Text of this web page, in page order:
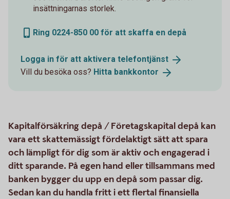
insättningarnas storlek.
Ring 0224-850 00 för att skaffa en depå
Logga in för att aktivera telefontjänst
Vill du besöka oss? Hitta bankkontor
Kapitalförsäkring depå / Företagskapital depå kan
vara ett skattemässigt fördelaktigt sätt att spara
och lämpligt för dig som är aktiv och engagerad i
ditt sparande. På egen hand eller tillsammans med
banken bygger du upp en depå som passar dig.
Sedan kan du handla fritt i ett flertal finansiella